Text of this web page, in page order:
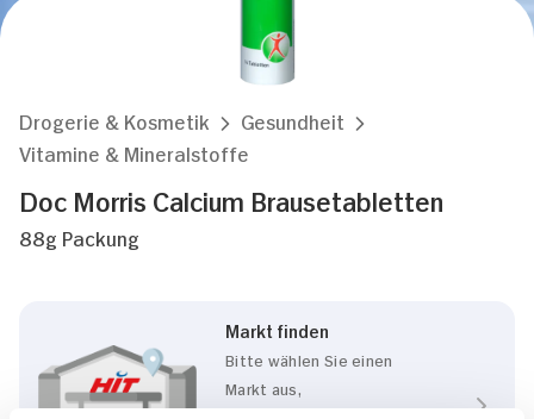
Drogerie & Kosmetik
Gesundheit
Vitamine & Mineralstoffe
Doc Morris Calcium Brausetabletten
88g Packung
Markt finden
Bitte wählen Sie einen
Markt aus,